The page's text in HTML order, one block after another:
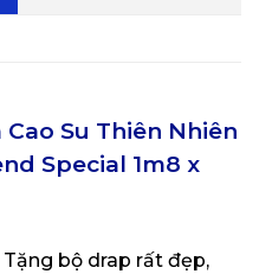
Cao Su Thiên Nhiên
Special 1m8 x
Tặng bộ drap rất đẹp,